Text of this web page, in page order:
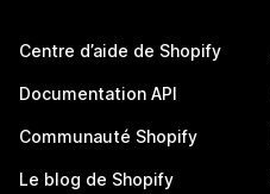
Centre d’aide de Shopify
Documentation API
Communauté Shopify
Le blog de Shopify